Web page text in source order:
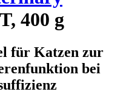
400 g
für Katzen zur
bei